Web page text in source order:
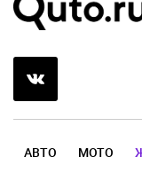
АВТО МОТО